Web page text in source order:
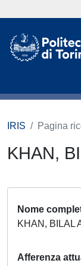
IRIS Pagina
KHAN,
Nome
KHAN, BILAL
Afferenza